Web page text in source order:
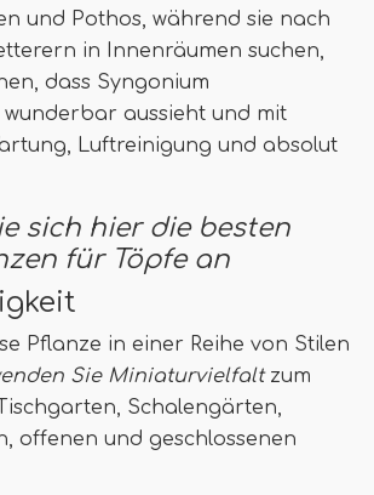
und Pothos, während sie nach
in Innenräumen suchen,
dass Syngonium
aussieht und mit
Luftreinigung und absolut
sich hier die besten
für Töpfe an
Pflanze in einer Reihe von Stilen
Sie Miniaturvielfaltzum
Schalengärten,
offenen und geschlossenen